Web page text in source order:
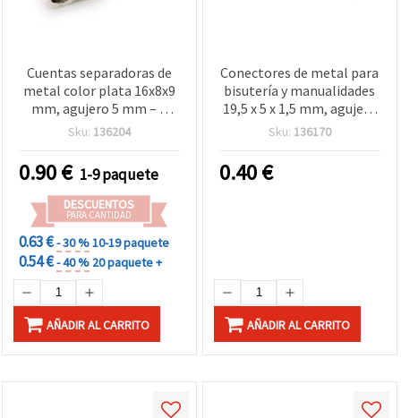
Cuentas separadoras de
metal color plata 16x8x9
mm, agujero 5 mm – 5
uds.
Sku: 136204
0.90€ 1-9 paquete
DESCUENTOS
PARA CANTIDAD
0.63 €- 30 %10-19 paquete
0.54 €- 40 % 20 paquete +
AÑADIR AL CARRITO
Conectores de metal para
bisutería y manualidades
19,5 x 5 x 1,5 mm, agujero
1,5 mm, color plata
Sku: 136170
0.40€
AÑADIR AL CARRITO